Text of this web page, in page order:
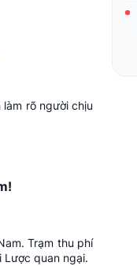
rõ người chịu
Trạm thu phí
Lược quan ngại.